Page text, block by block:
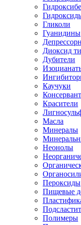
Гликоли
Гуанидины
Диоксид
Дубители
Каучуки
Красители
Масла
Минералы
Неонолы
Пероксиды
Пищевые
Полимеры